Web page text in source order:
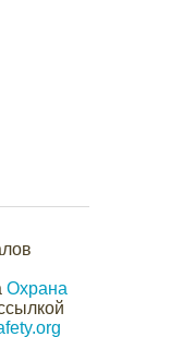
Охрана